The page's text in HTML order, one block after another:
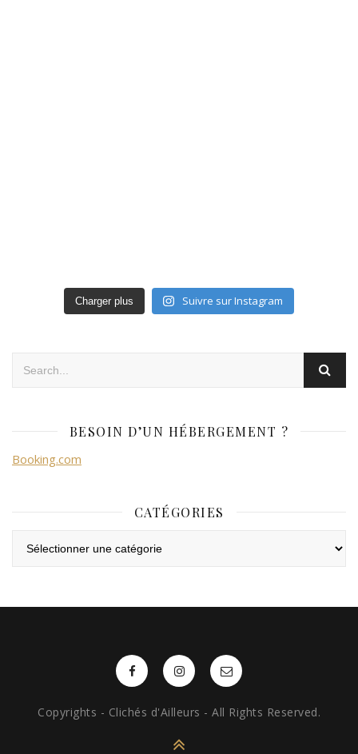
Charger plus Suivre sur Instagram
BESOIN D’UN HÉBERGEMENT ?
Booking.com
CATÉGORIES
Copyrights - Clichés d'Ailleurs - All Rights Reserved.